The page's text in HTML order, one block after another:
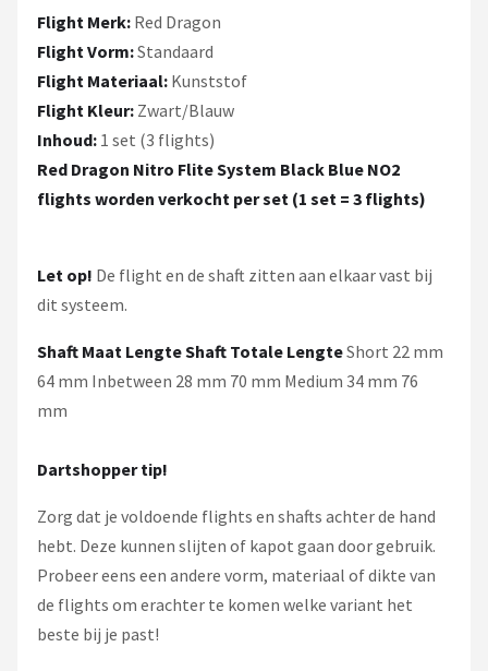
Flight Merk: Red Dragon
Flight Vorm:Standaard
Flight Materiaal: Kunststof
Flight Kleur: Zwart/Blauw
Inhoud: 1 set (3 flights)
Red Dragon Nitro Flite System Black Blue NO2
flights worden verkocht per set (1 set = 3 flights)
Let op! De flight en de shaft zitten aan elkaar vast bij
dit systeem.
Shaft Maat Lengte Shaft Totale LengteShort 22 mm
64 mm Inbetween 28 mm 70 mm Medium 34 mm 76
mm
Dartshopper tip!
Zorg dat je voldoende flights en shafts achter de hand
hebt. Deze kunnen slijten of kapot gaan door gebruik.
Probeer eens een andere vorm, materiaal of dikte van
de flights om erachter te komen welke variant het
beste bij je past!